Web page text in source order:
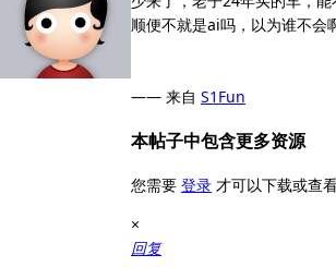
顺便不就是ai吗，以为谁不会
—— 来自 S1Fun
本帖子中包含更多资源
您需要 登录 才可以下载或查
×
回复